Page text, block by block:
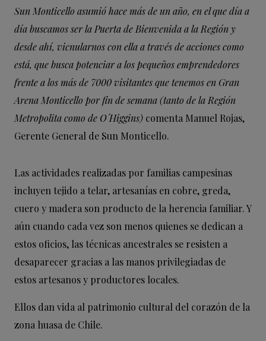
Sun Monticello asumió hace más de un año, en el que día a
día buscamos ser la Puerta de Bienvenida a la Región y
desde ahí, vicnularnos con ella a través de acciones como
está, que busca potenciar a los pequeños emprendedores
frente a los más de 7000 visitantes que tenemos en Gran
Arena Monticello por fin de semana (tanto de la Región
Metropolita como de O´Higgins) comenta Manuel Rojas,
Gerente General de Sun Monticello.
Las actividades realizadas por familias campesinas
incluyen tejido a telar, artesanías en cobre, greda,
cuero y madera son producto de la herencia familiar. Y
aún cuando cada vez son menos quienes se dedican a
estos oficios, las técnicas ancestrales se resisten a
desaparecer gracias a las manos privilegiadas de
estos artesanos y productores locales.
Ellos dan vida al patrimonio cultural del corazón de la
zona huasa de Chile.